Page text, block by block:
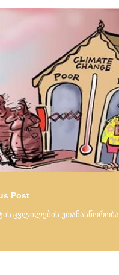
Post
ცვლილების უთანასწორობა